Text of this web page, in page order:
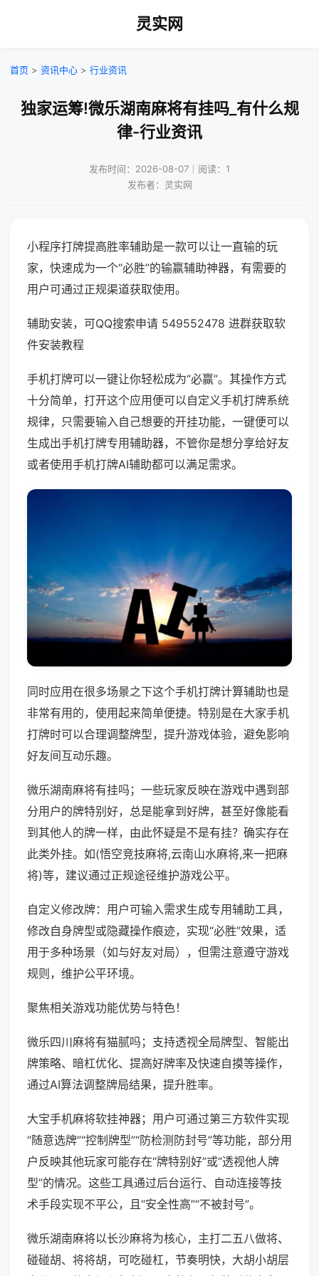
灵实网
首页 > 资讯中心 > 行业资讯
独家运筹!微乐湖南麻将有挂吗_有什么规
律-行业资讯
发布时间：2026-08-07｜阅读：1
发布者：灵实网
小程序打牌提高胜率辅助是一款可以让一直输的玩
家，快速成为一个“必胜”的输赢辅助神器，有需要的
用户可通过正规渠道获取使用。
辅助安装，可QQ搜索申请 549552478 进群获取软
件安装教程
手机打牌可以一键让你轻松成为“必赢”。其操作方式
十分简单，打开这个应用便可以自定义手机打牌系统
规律，只需要输入自己想要的开挂功能，一键便可以
生成出手机打牌专用辅助器，不管你是想分享给好友
或者使用手机打牌AI辅助都可以满足需求。
同时应用在很多场景之下这个手机打牌计算辅助也是
非常有用的，使用起来简单便捷。特别是在大家手机
打牌时可以合理调整牌型，提升游戏体验，避免影响
好友间互动乐趣。
微乐湖南麻将有挂吗；一些玩家反映在游戏中遇到部
分用户的牌特别好，总是能拿到好牌，甚至好像能看
到其他人的牌一样，由此怀疑是不是有挂？确实存在
此类外挂。如(悟空竞技麻将,云南山水麻将,来一把麻
将)等，建议通过正规途径维护游戏公平。
自定义修改牌：用户可输入需求生成专用辅助工具，
修改自身牌型或隐藏操作痕迹，实现“必胜”效果，适
用于多种场景（如与好友对局），但需注意遵守游戏
规则，维护公平环境。
聚焦相关游戏功能优势与特色！
微乐四川麻将有猫腻吗；支持透视全局牌型、智能出
牌策略、暗杠优化、提高好牌率及快速自摸等操作，
通过AI算法调整牌局结果，提升胜率。
大宝手机麻将软挂神器；用户可通过第三方软件实现
“随意选牌”“控制牌型”“防检测防封号”等功能，部分用
户反映其他玩家可能存在“牌特别好”或“透视他人牌
型”的情况。这些工具通过后台运行、自动连接等技
术手段实现不平公，且“安全性高”“不被封号”。
微乐湖南麻将以长沙麻将为核心，主打二五八做将、
碰碰胡、将将胡，可吃碰杠，节奏明快，大胡小胡层